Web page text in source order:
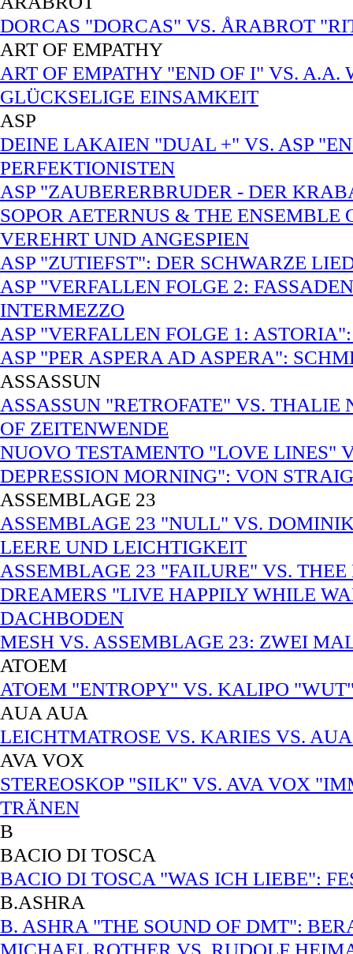
DORCAS "DORCAS" VS. ÅRABROT
ART OF EMPATHY
ART OF EMPATHY "END OF I" VS.
GLÜCKSELIGE EINSAMKEIT
ASP
DEINE LAKAIEN "DUAL +" VS. ASP
PERFEKTIONISTEN
ASP "ZAUBERERBRUDER - DER
SOPOR AETERNUS & THE
VEREHRT UND ANGESPIEN
ASP "ZUTIEFST": DER SCHWARZE
ASP "VERFALLEN FOLGE 2:
INTERMEZZO
ASP "VERFALLEN FOLGE 1:
ASP "PER ASPERA AD ASPERA":
ASSASSUN
ASSASSUN "RETROFATE" VS. THALIE
OF ZEITENWENDE
NUOVO TESTAMENTO "LOVE LINES"
DEPRESSION MORNING": VON
ASSEMBLAGE 23
ASSEMBLAGE 23 "NULL" VS.
LEERE UND LEICHTIGKEIT
ASSEMBLAGE 23 "FAILURE" VS.
DREAMERS "LIVE HAPPILY WHILE
DACHBODEN
MESH VS. ASSEMBLAGE 23: ZWEI
ATOEM
ATOEM "ENTROPY" VS. KALIPO
AUA AUA
LEICHTMATROSE VS. KARIES VS.
AVA VOX
STEREOSKOP "SILK" VS. AVA VOX
TRÄNEN
B
BACIO DI TOSCA
BACIO DI TOSCA "WAS ICH LIEBE":
B.ASHRA
B. ASHRA "THE SOUND OF DMT":